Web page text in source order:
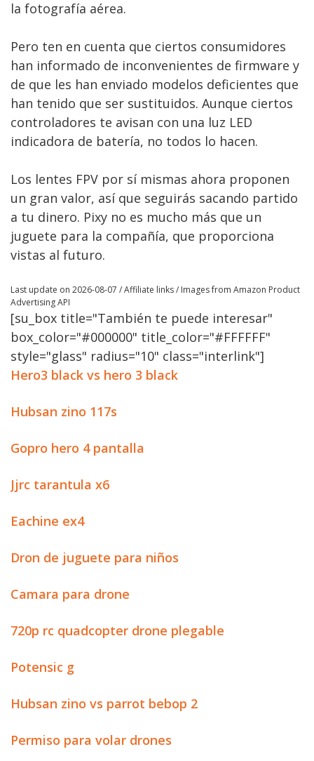
la fotografía aérea.
Pero ten en cuenta que ciertos consumidores
han informado de inconvenientes de firmware y
de que les han enviado modelos deficientes que
han tenido que ser sustituidos. Aunque ciertos
controladores te avisan con una luz LED
indicadora de batería, no todos lo hacen.
Los lentes FPV por sí mismas ahora proponen
un gran valor, así que seguirás sacando partido
a tu dinero. Pixy no es mucho más que un
juguete para la compañía, que proporciona
vistas al futuro.
Last update on 2026-08-07 / Affiliate links / Images from Amazon Product
Advertising API
[su_box title="También te puede interesar"
box_color="#000000" title_color="#FFFFFF"
style="glass" radius="10" class="interlink"]
Hero3 black vs hero 3 black
Hubsan zino 117s
Gopro hero 4 pantalla
Jjrc tarantula x6
Eachine ex4
Dron de juguete para niños
Camara para drone
720p rc quadcopter drone plegable
Potensic g
Hubsan zino vs parrot bebop 2
Permiso para volar drones